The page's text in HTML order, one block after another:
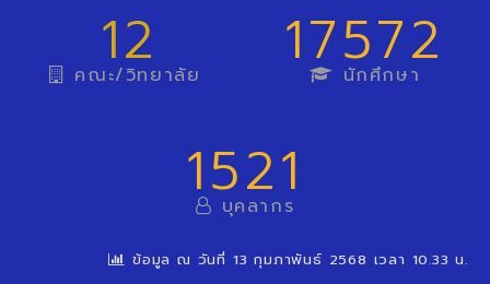
12
คณะ/วิทยาลัย 17572
นักศึกษา
1521
บุคลากร
ข้อมูล ณ วันที่ 13 กุมภาพันธ์ 2568 เวลา 10.33 น.